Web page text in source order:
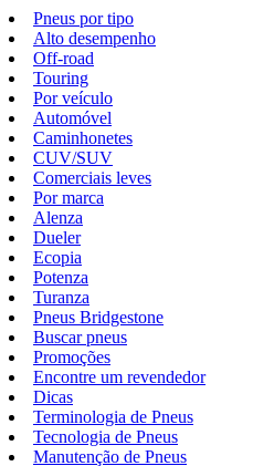
Pneus por tipo
Alto desempenho
Off-road
Touring
Por veículo
Automóvel
Caminhonetes
CUV/SUV
Comerciais leves
Por marca
Alenza
Dueler
Ecopia
Potenza
Turanza
Pneus Bridgestone
Buscar pneus
Promoções
Encontre um revendedor
Dicas
Terminologia de Pneus
Tecnologia de Pneus
Manutenção de Pneus